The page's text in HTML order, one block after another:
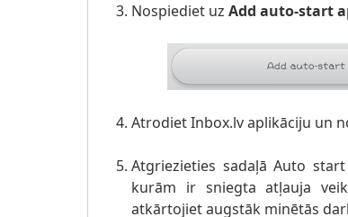
Nospiediet uz Add auto-start
Atrodiet Inbox.lv aplikāciju un
Atgriezieties sadaļā Auto
kurām ir sniegta atļauja
atkārtojiet augstāk minētās